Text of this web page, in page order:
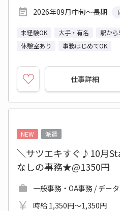
2026年09月中旬～長期
未経験OK 大手・有名 駅か
休憩室あり
事務はじめてOK
仕事詳細
NEW
派遣
＼サツエキすぐ♪10月
なしの事務★@1350円
一般事務・OA事務 / デー
時給 1,350円～1,350円